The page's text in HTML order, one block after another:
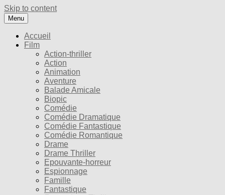
Skip to content
Menu
Accueil
Film
Action-thriller
Action
Animation
Aventure
Balade Amicale
Biopic
Comédie
Comédie Dramatique
Comédie Fantastique
Comédie Romantique
Drame
Drame Thriller
Epouvante-horreur
Espionnage
Famille
Fantastique